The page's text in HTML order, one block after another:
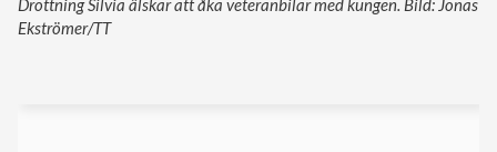
Ekströmer/TT